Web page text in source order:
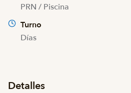
PRN / Piscina
Turno
Días
Detalles